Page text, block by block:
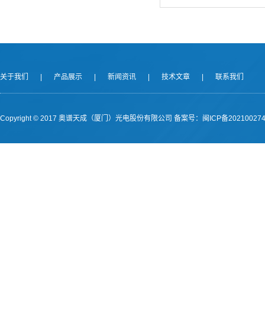
关于我们 产品展示 新闻资讯 技术文章 联系我们
Copyright © 2017 奥谱天成（厦门）光电股份有限公司 备案号：闽ICP备